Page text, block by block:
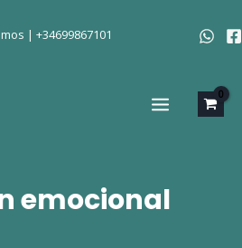
| +34699867101
MENU
emocional